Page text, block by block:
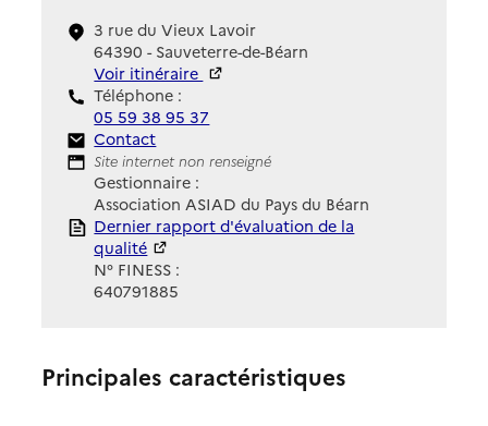
3 rue du Vieux Lavoir
64390 - Sauveterre-de-Béarn
Voir itinéraire
Téléphone :
05 59 38 95 37
Contact
Contact
Site Internet
Site internet non renseigné
Gestionnaire :
Association ASIAD du Pays du Béarn
Rapport HAS
Dernier rapport d'évaluation de la
qualité
N° FINESS :
640791885
Principales caractéristiques